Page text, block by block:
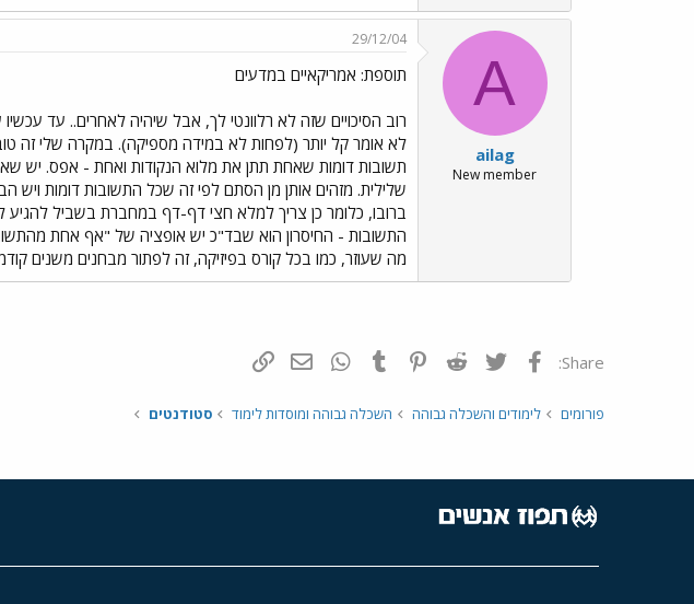
A
ailag
New member
29/12/04
תוספת: אמריקאיים במדעים
רוב הסיכויים שזה לא רלוונטי לך, אבל שיהיה לאחרים.. עד
לא אומר קל יותר (לפחות לא במידה מספיקה). במקרה שלי זה
תשובות דומות שאחת תתן את מלוא הנקודות ואחת - אפס. יש
שלילית. מזהים אותן מן הסתם לפי זה שכל התשובות דומות ויש
ברובו, כלומר כן צריך למלא חצי דף-דף במחברת בשביל
התשובות - החיסרון הוא שבד"כ יש אופציה של "אף אחת
מה שעוזר, כמו בכל קורס בפיזיקה, זה לפתור מבחנים משנים
Share: פייסבוק Twitter
Reddit
Pinterest
Tumblr
WhatsAppדואר אלקטרוני
פורומים לימודים והשכלה גבוהה השכלה גבוהה ומוסדות לימוד סטודנטים